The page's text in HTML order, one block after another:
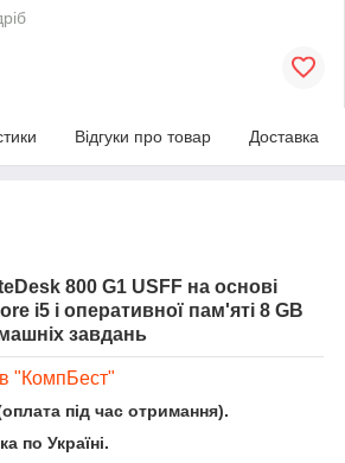
Відгуки про товар Доставка
800 G1 USFF на основі
i5 і оперативної пам'яті 8 GB
завдань
"КомпБест"
під час отримання).
по Україні.